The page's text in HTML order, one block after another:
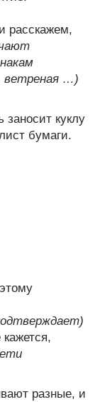
расскажем,
ветреная …)
заносит куклу
бумаги.
разные, и